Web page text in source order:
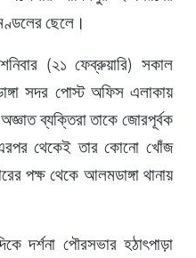
ছেলে।
(২১ ফেব্রুয়ারি) সকাল
সদর পোস্ট অফিস এলাকায়
ব্যক্তিরা তাকে জোরপূর্বক
থেকেই তার কোনো খোঁজ
পক্ষ থেকে আলমডাঙ্গা থানায়
দর্শনা পৌরসভার হঠাৎপাড়া